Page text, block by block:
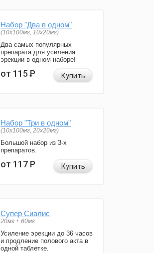
Набор "Два в одном"
(10x100мг, 10x20мг)
Два самых популярных
препарата для усиления
эрекции в одном наборе!
от 115Р Купить
Набор "Три в одном"
(10x100мг, 20x20мг)
Большой набор из 3-х
препаратов.
от 117Р Купить
Супер Сиалис
20мг + 60мг
Усиление эрекции до 36 часов
и продление полового акта в
одной таблетке.